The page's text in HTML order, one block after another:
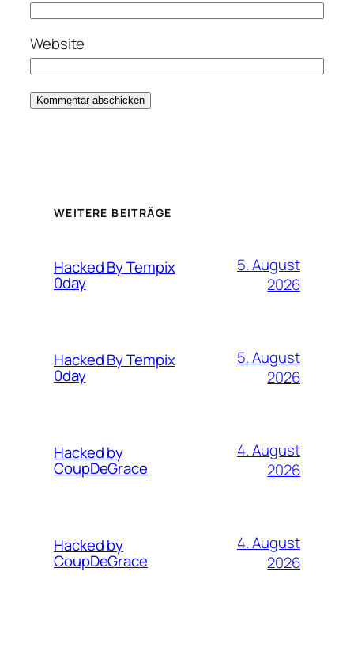
Website
WEITERE BEITRÄGE
Hacked By Tempix
0day
5. August
2026
Hacked By Tempix
0day
5. August
2026
Hacked by
CoupDeGrace
4. August
2026
Hacked by
CoupDeGrace
4. August
2026